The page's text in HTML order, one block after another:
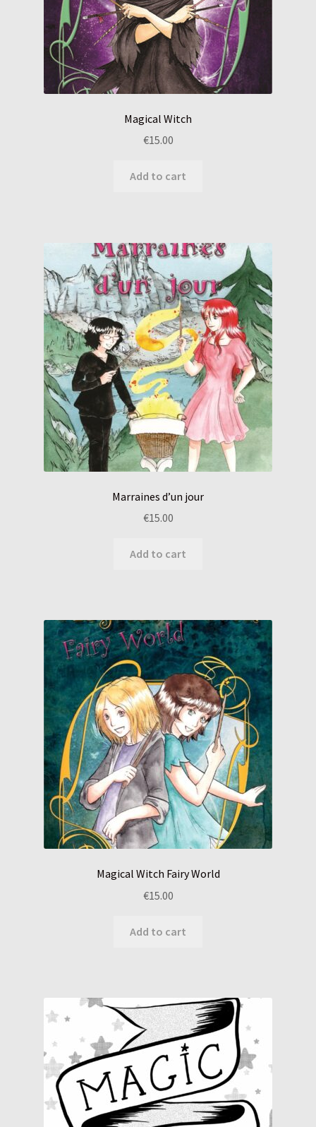
Magical Witch
€15.00
Add to cart
Marraines d’un jour
€15.00
Add to cart
Magical Witch Fairy World
€15.00
Add to cart